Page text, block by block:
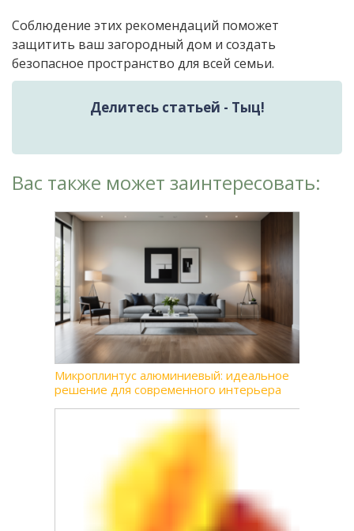
Соблюдение этих рекомендаций поможет
защитить ваш загородный дом и создать
безопасное пространство для всей семьи.
Делитесь статьей - Тыц!
Вас также может заинтересовать:
Микроплинтус алюминиевый: идеальное
решение для современного интерьера